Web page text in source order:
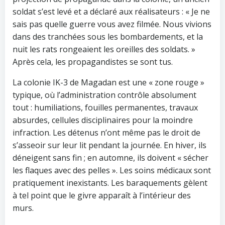
soldat s’est levé et a déclaré aux réalisateurs : « Je ne
sais pas quelle guerre vous avez filmée. Nous vivions
dans des tranchées sous les bombardements, et la
nuit les rats rongeaient les oreilles des soldats. »
Après cela, les propagandistes se sont tus.
La colonie IK-3 de Magadan est une « zone rouge »
typique, où l’administration contrôle absolument
tout : humiliations, fouilles permanentes, travaux
absurdes, cellules disciplinaires pour la moindre
infraction. Les détenus n’ont même pas le droit de
s’asseoir sur leur lit pendant la journée. En hiver, ils
déneigent sans fin ; en automne, ils doivent « sécher
les flaques avec des pelles ». Les soins médicaux sont
pratiquement inexistants. Les baraquements gèlent
à tel point que le givre apparaît à l’intérieur des
murs.